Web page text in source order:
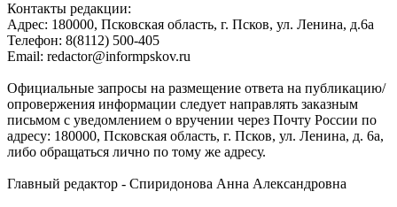
Контакты редакции:
Адреc: 180000, Псковская область, г. Псков, ул. Ленина, д.6а
Телефон: 8(8112) 500-405
Email: redactor@informpskov.ru
Официальные запросы на размещение ответа на публикацию/
опровержения информации следует направлять заказным
письмом с уведомлением о вручении через Почту России по
адресу: 180000, Псковская область, г. Псков, ул. Ленина, д. 6а,
либо обращаться лично по тому же адресу.
Главный редактор - Спиридонова Анна Александровна